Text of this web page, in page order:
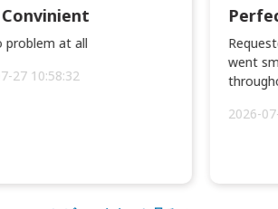
problem at all
27 10:58:32
went
2026-